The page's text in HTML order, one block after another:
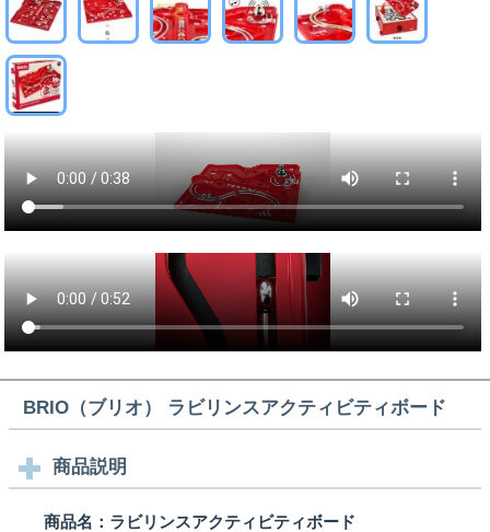
BRIO（ブリオ） ラビリンスアクティビティボード
商品説明
商品名： ラビリンスアクティビティボード